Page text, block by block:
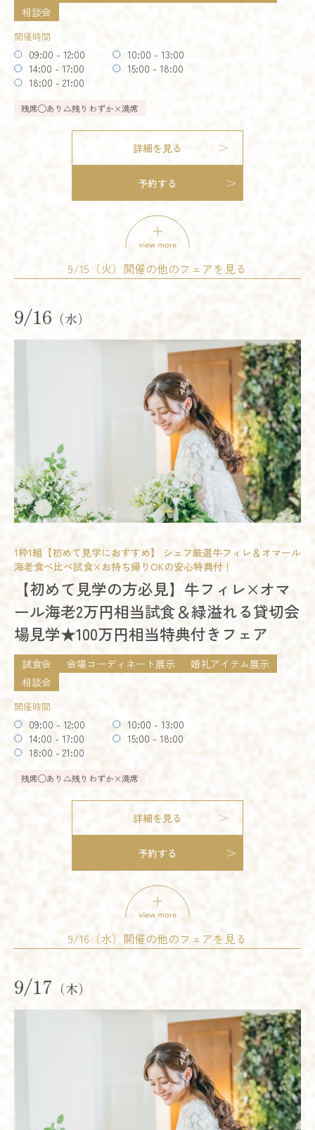
相談会
開催時間
09:00 - 12:00
10:00 - 13:00
14:00 - 17:00
15:00 - 18:00
18:00 - 21:00
残席◯あり △残りわずか×満席
詳細を見る
予約する
模擬挙式 模擬披露宴
試食会
会場コーディネート展示
婚礼アイテム展示
相談会
お得なご来館特典プレゼント
開催時間
09:00 - 12:00
10:00 - 13:00
14:00 - 17:00
15:00 - 16:00
18:00 - 21:00
残席◯あり
詳細を見る
予約する
9/15（火）開催の他のフェアを見る
9/16 （水）
1枠1組【初めて見学におすすめ】 シェフ厳選牛フィレ＆オマール
海老食べ比べ試食×お持ち帰りOKの安心特典付！
【初めて見学の方必見】牛フィレ×オマ
ール海老2万円相当試食＆緑溢れる貸切会
場見学★100万円相当特典付きフェア
試食会 会場コーディネート展示
婚礼アイテム展示
相談会
開催時間
09:00 - 12:00
10:00 - 13:00
14:00 - 17:00
15:00 - 18:00
18:00 - 21:00
残席◯あり △残りわずか×満席
詳細を見る
予約する
9/16（水）開催の他のフェアを見る
9/17 （木）